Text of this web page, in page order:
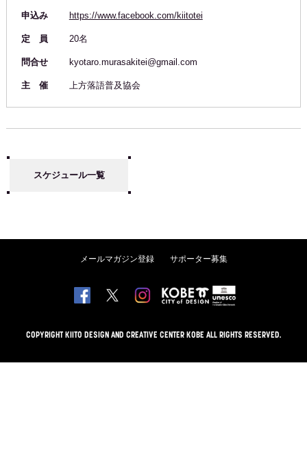
申込み https://www.facebook.com/kiitotei
定 員 20名
問合せ kyotaro.murasakitei@gmail.com
主 催 上方落語普及協会
スケジュール一覧
メールマガジン登録 サポーター募集
COPYRIGHT KIITO DESIGN AND CREATIVE CENTER KOBE ALL RIGHTS RESERVED.